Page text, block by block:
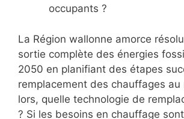
occupants ?
La Région wallonne amorce
sortie complète des énergies
2050 en planifiant des étapes
remplacement des chauffages au
lors, quelle technologie de
? Si les besoins en chauffage